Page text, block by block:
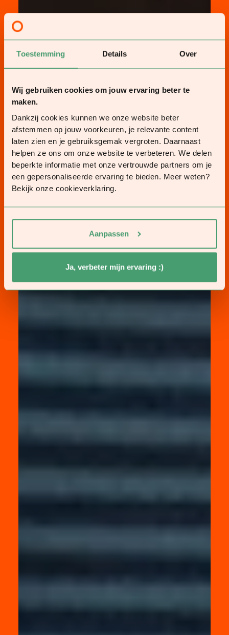
Toestemming Details Over
Wij gebruiken cookies om jouw ervaring beter te
maken.
Dankzij cookies kunnen we onze website beter
afstemmen op jouw voorkeuren, je relevante content
laten zien en je gebruiksgemak vergroten. Daarnaast
helpen ze ons om onze website te verbeteren. We delen
beperkte informatie met onze vertrouwde partners om je
een gepersonaliseerde ervaring te bieden. Meer weten?
Bekijk onze cookieverklaring.
Aanpassen
Ja, verbeter mijn ervaring :)